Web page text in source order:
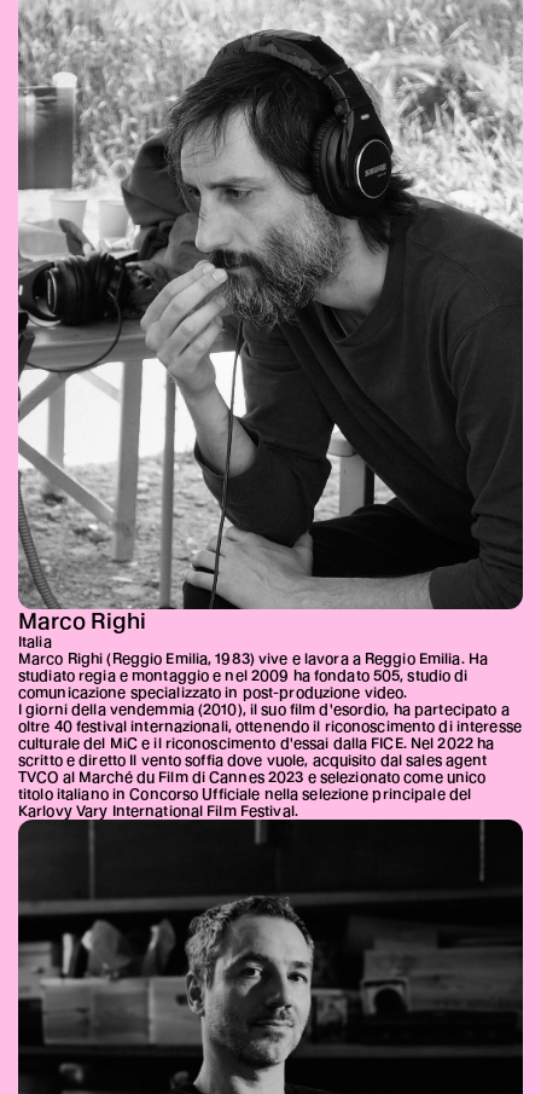
Marco Righi
Italia
Marco Righi (Reggio Emilia, 1983) vive e lavora a Reggio Emilia. Ha
studiato regia e montaggio e nel 2009 ha fondato 505, studio di
comunicazione specializzato in post-produzione video.
I giorni della vendemmia (2010), il suo film d'esordio, ha partecipato a
oltre 40 festival internazionali, ottenendo il riconoscimento di interesse
culturale del MiC e il riconoscimento d'essai dalla FICE. Nel 2022 ha
scritto e diretto Il vento soffia dove vuole, acquisito dal sales agent
TVCO al Marché du Film di Cannes 2023 e selezionato come unico
titolo italiano in Concorso Ufficiale nella selezione principale del
Karlovy Vary International Film Festival.